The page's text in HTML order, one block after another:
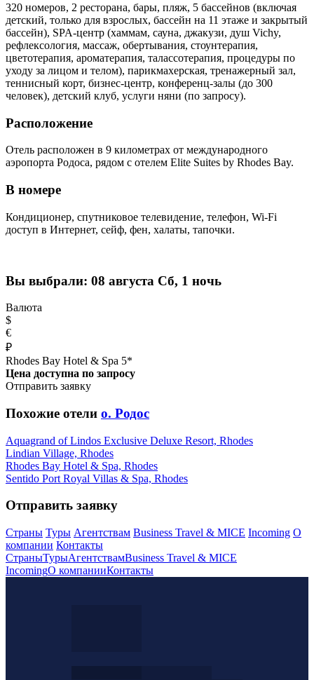
320 номеров, 2 ресторана, бары, пляж, 5 бассейнов (включая
детский, только для взрослых, бассейн на 11 этаже и закрытый
бассейн), SPA-центр (хаммам, сауна, джакузи, душ Vichy,
рефлексология, массаж, обертывания, стоунтерапия,
цветотерапия, ароматерапия, талассотерапия, процедуры по
уходу за лицом и телом), парикмахерская, тренажерный зал,
теннисный корт, бизнес-центр, конференц-залы (до 300
человек), детский клуб, услуги няни (по запросу).
Расположение
Отель расположен в 9 километрах от международного
аэропорта Родоса, рядом с отелем Elite Suites by Rhodes Bay.
В номере
Кондиционер, спутниковое телевидение, телефон, Wi-Fi
доступ в Интернет, сейф, фен, халаты, тапочки.
Вы выбрали: 08 августа Сб, 1 ночь
Валюта
$
€
₽
Rhodes Bay Hotel & Spa 5*
Цена доступна по запросу
Отправить заявку
Похожие отели о. Родос
Aquagrand of Lindos Exclusive Deluxe Resort, Rhodes
Lindian Village, Rhodes
Rhodes Bay Hotel & Spa, Rhodes
Sentido Port Royal Villas & Spa, Rhodes
Отправить заявку
Страны Туры Агентствам Business Travel & MICE Incoming О
компании Контакты
СтраныТурыАгентствамBusiness Travel & MICE
IncomingО компанииКонтакты